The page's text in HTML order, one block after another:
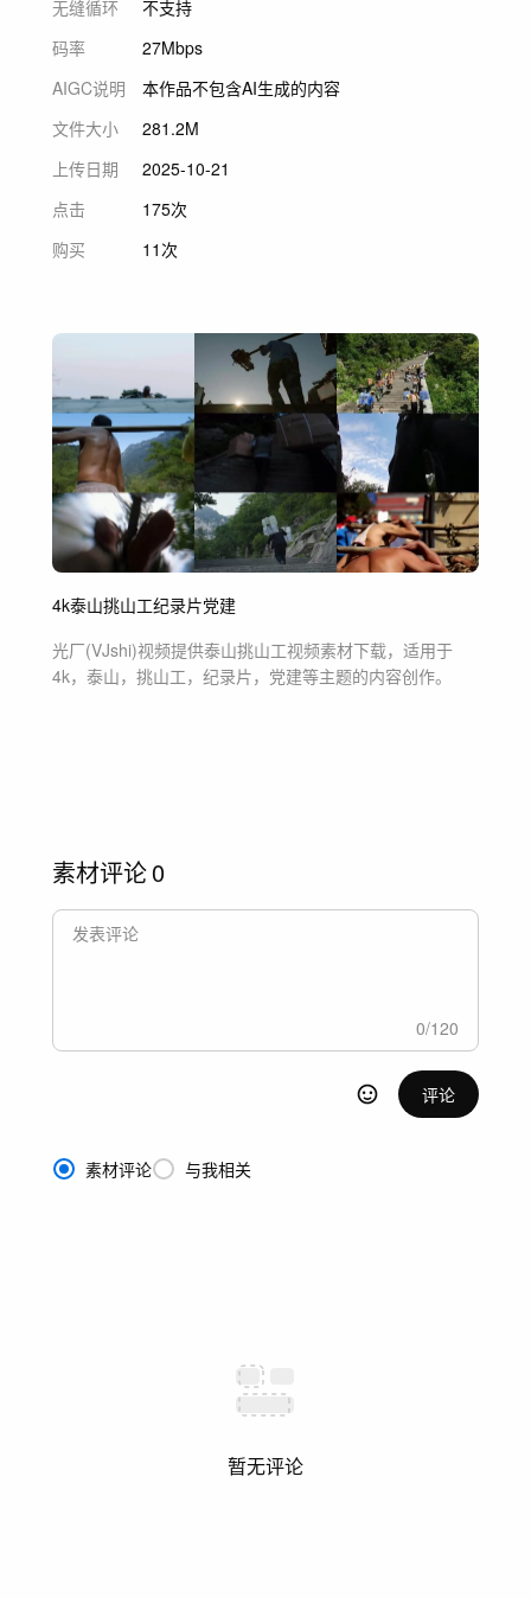
无缝循环
不支持
码率
27Mbps
AIGC说明
本作品不包含AI生成的内容
文件大小
281.2M
上传日期
2025-10-21
点击
175次
购买
11次
4k泰山挑山工纪录片党建
光厂(VJshi)视频提供泰山挑山工视频素材下载，适用于
4k，泰山，挑山工，纪录片，党建等主题的内容创作。
素材评论0
0/120
评论
素材评论 与我相关
暂无评论